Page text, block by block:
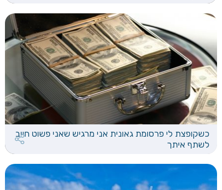
כשקופצת לי פרסומת גאונית אני מרגיש שאני פשוט חייב
לשתף איתך‎